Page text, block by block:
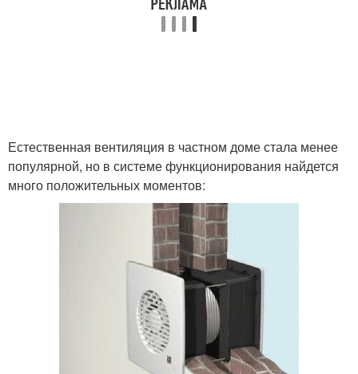
Естественная вентиляция в частном доме стала менее
популярной, но в системе функционирования найдется
много положительных моментов: